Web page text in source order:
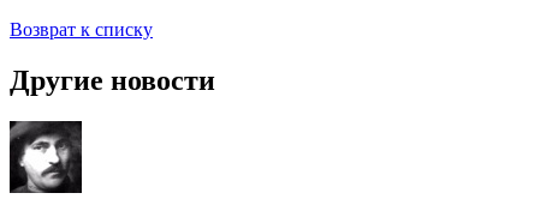
Возврат к списку
Другие новости